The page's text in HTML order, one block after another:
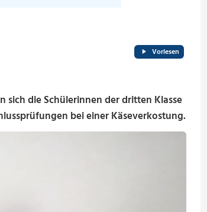
Vorlesen
sich die Schülerinnen der dritten Klasse
bei einer Käseverkostung.